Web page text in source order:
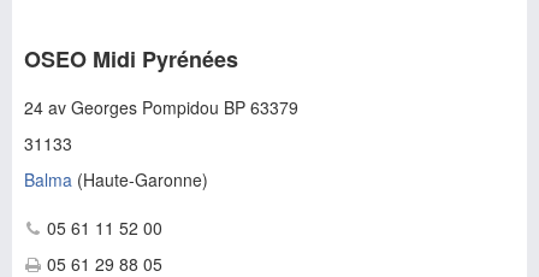
OSEO Midi Pyrénées
24 av Georges Pompidou BP 63379
31133
Balma (Haute-Garonne)
05 61 11 52 00
05 61 29 88 05